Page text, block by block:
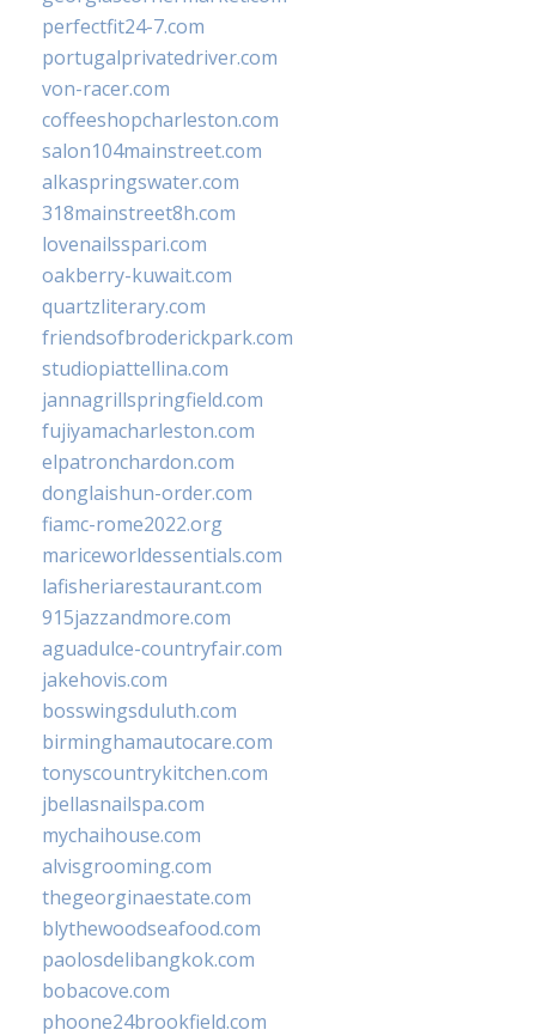
perfectfit24-7.com
portugalprivatedriver.com
von-racer.com
coffeeshopcharleston.com
salon104mainstreet.com
alkaspringswater.com
318mainstreet8h.com
lovenailsspari.com
oakberry-kuwait.com
quartzliterary.com
friendsofbroderickpark.com
studiopiattellina.com
jannagrillspringfield.com
fujiyamacharleston.com
elpatronchardon.com
donglaishun-order.com
fiamc-rome2022.org
mariceworldessentials.com
lafisheriarestaurant.com
915jazzandmore.com
aguadulce-countryfair.com
jakehovis.com
bosswingsduluth.com
birminghamautocare.com
tonyscountrykitchen.com
jbellasnailspa.com
mychaihouse.com
alvisgrooming.com
thegeorginaestate.com
blythewoodseafood.com
paolosdelibangkok.com
bobacove.com
phoone24brookfield.com